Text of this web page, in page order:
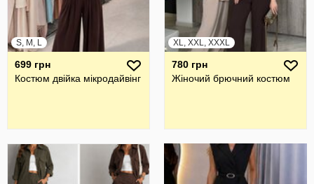
S, M, L
699 грн
Костюм двійка мікродайвінг
XL, XXL, XXXL
780 грн
Жiночий брючний костюм